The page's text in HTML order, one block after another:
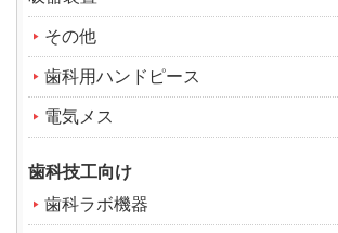
その他
歯科用ハンドピース
電気メス
歯科技工向け
歯科ラボ機器